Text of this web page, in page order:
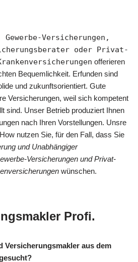
Versicherungen,
oder Privat-
offerieren
Bequemlichkeit. Erfunden sind
und zukunftsorientiert. Gute
Versicherungen, weil sich kompetent
sind. Unser Betrieb produziert Ihnen
nach Ihren Vorstellungen. Unsre
nutzen Sie, für den Fall, dass Sie
und Unabhängiger
Versicherungen und Privat-
wünschen.
Profi.
Versicherungsmakler aus dem